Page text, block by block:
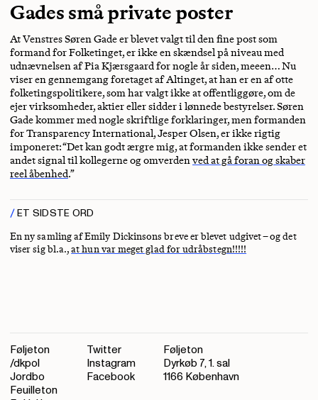
Gades små private poster
At Venstres Søren Gade er blevet valgt til den fine post som
formand for Folketinget, er ikke en skændsel på niveau med
udnævnelsen af Pia Kjærsgaard for nogle år siden, meeen… Nu
viser en gennemgang foretaget af Altinget, at han er en af otte
folketingspolitikere, som har valgt ikke at offentliggøre, om de
ejer virksomheder, aktier eller sidder i lønnede bestyrelser. Søren
Gade kommer med nogle skriftlige forklaringer, men formanden
for Transparency International, Jesper Olsen, er ikke rigtig
imponeret: “Det kan godt ærgre mig, at formanden ikke sender et
andet signal til kollegerne og omverdenved at gå foran og skaber
reel åbenhed.”
ET SIDSTE ORD
En ny samling af Emily Dickinsons breve er blevet udgivet – og det
viser sig bl.a.,at hun var meget glad for udråbstegn!!!!!
Føljeton
/dkpol
Jordbo
Feuilleton
Twitter
Instagram
Facebook
Føljeton
Dyrkøb 7, 1. sal
1166 København